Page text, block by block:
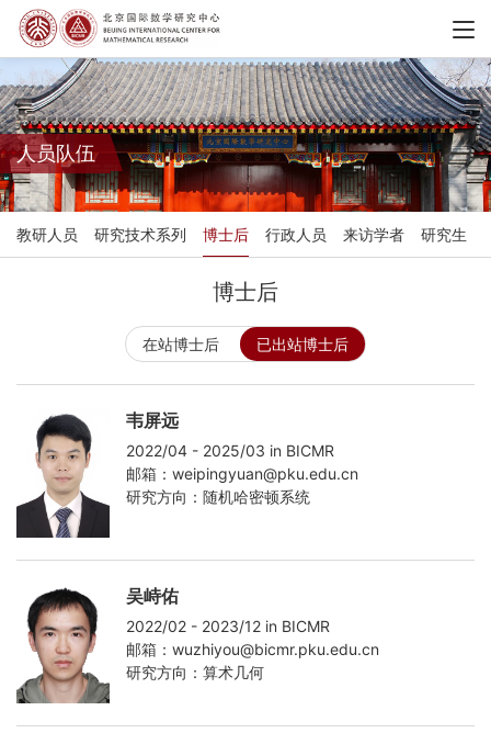
人员队伍
教研人员 研究技术系列 博士后 行政人员 来访学者 研究生
博士后
在站博士后 已出站博士后
韦屏远
2022/04 - 2025/03 in BICMR
邮箱：weipingyuan@pku.edu.cn
研究方向：随机哈密顿系统
吴峙佑
2022/02 - 2023/12 in BICMR
邮箱：wuzhiyou@bicmr.pku.edu.cn
研究方向：算术几何